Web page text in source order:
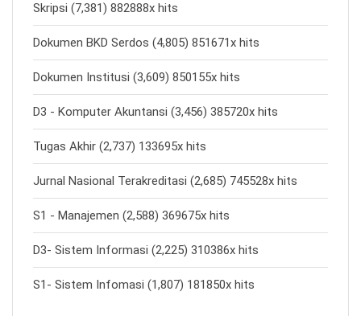
Skripsi (7,381) 882888x hits
Dokumen BKD Serdos (4,805) 851671x hits
Dokumen Institusi (3,609) 850155x hits
D3 - Komputer Akuntansi (3,456) 385720x hits
Tugas Akhir (2,737) 133695x hits
Jurnal Nasional Terakreditasi (2,685) 745528x hits
S1 - Manajemen (2,588) 369675x hits
D3- Sistem Informasi (2,225) 310386x hits
S1- Sistem Infomasi (1,807) 181850x hits